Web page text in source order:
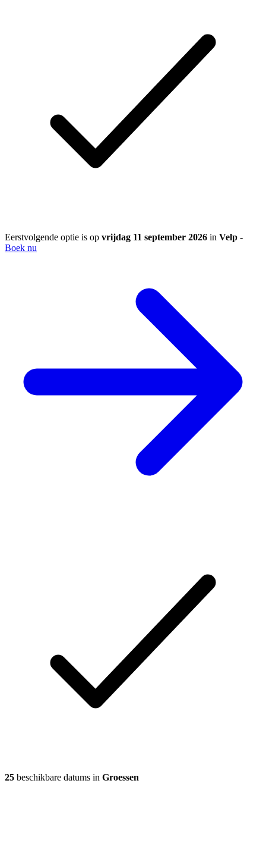
Eerstvolgende optie is op vrijdag 11 september 2026 in Velp -
Boek nu
25 beschikbare datums in Groessen